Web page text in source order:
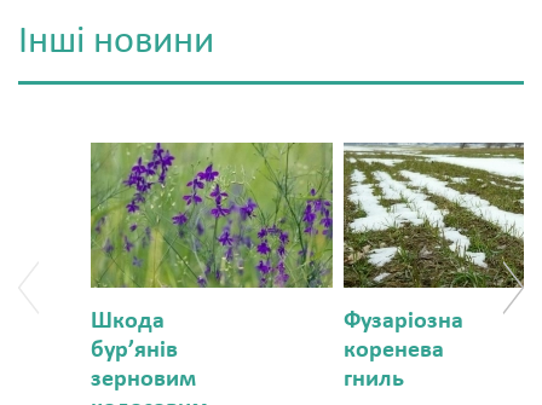
Інші новини
Шкода
бур’янів
зерновим
Фузаріозна
коренева
гниль